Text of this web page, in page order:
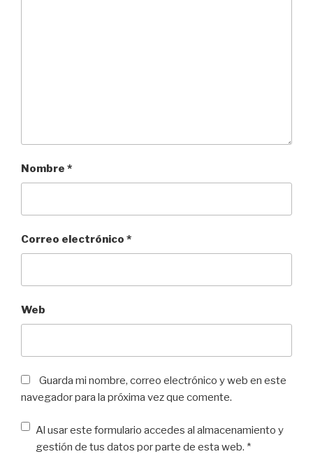
Nombre *
Correo electrónico *
Web
Guarda mi nombre, correo electrónico y web en este
navegador para la próxima vez que comente.
Al usar este formulario accedes al almacenamiento y
gestión de tus datos por parte de esta web. *